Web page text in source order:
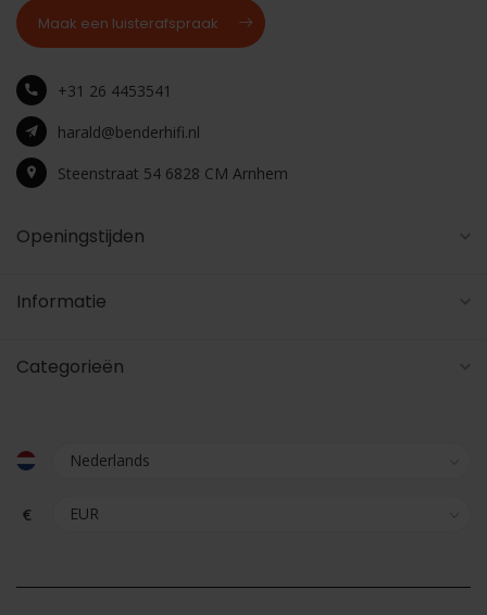
Maak een luisterafspraak
+31 26 4453541
harald@benderhifi.nl
Steenstraat 54 6828 CM Arnhem
Openingstijden
Informatie
Categorieën
€